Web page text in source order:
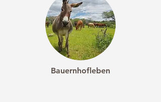
Bauernhofleben